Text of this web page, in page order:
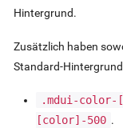
Hintergrund.
Zusätzlich haben
Standard-
.mdui-color-
[color] -500 .